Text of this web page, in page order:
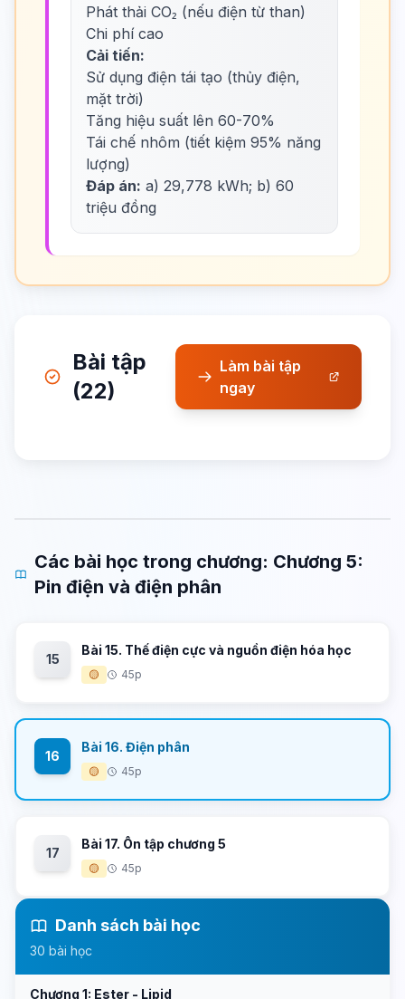
Phát thải CO₂ (nếu điện từ than)
Chi phí cao
Cải tiến:
Sử dụng điện tái tạo (thủy điện,
mặt trời)
Tăng hiệu suất lên 60-70%
Tái chế nhôm (tiết kiệm 95% năng
lượng)
Đáp án: a) 29,778 kWh; b) 60
triệu đồng
Bài tập
(22)
Làm bài tập
ngay
Các bài học trong chương: Chương 5:
Pin điện và điện phân
15
Bài 15. Thế điện cực và nguồn điện hóa học
🟡 45p
16
Bài 16. Điện phân
🟡 45p
17
Bài 17. Ôn tập chương 5
🟡 45p
Danh sách bài học
30 bài học
Chương 1: Ester - Lipid